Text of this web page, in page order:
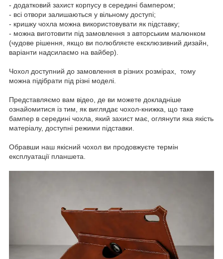
- додатковий захист корпусу в середині бампером;
- всі отвори залишаються у вільному доступі;
- кришку чохла можна використовувати як підставку;
- можна виготовити під замовлення з авторським малюнком
(чудове рішення, якщо ви полюбляєте ексклюзивний дизайн,
варіанти надсилаємо на вайбер).
Чохол доступний до замовлення в різних розмірах, тому
можна підібрати під різні моделі.
Представляємо вам відео, де ви можете докладніше
ознайомитися із тим, як виглядає чохол-книжка, що таке
бампер в середині чохла, який захист має, оглянути яка якість
матеріалу, доступні режими підставки.
Обравши наш якісний чохол ви продовжуєте термін
експлуатації планшета.